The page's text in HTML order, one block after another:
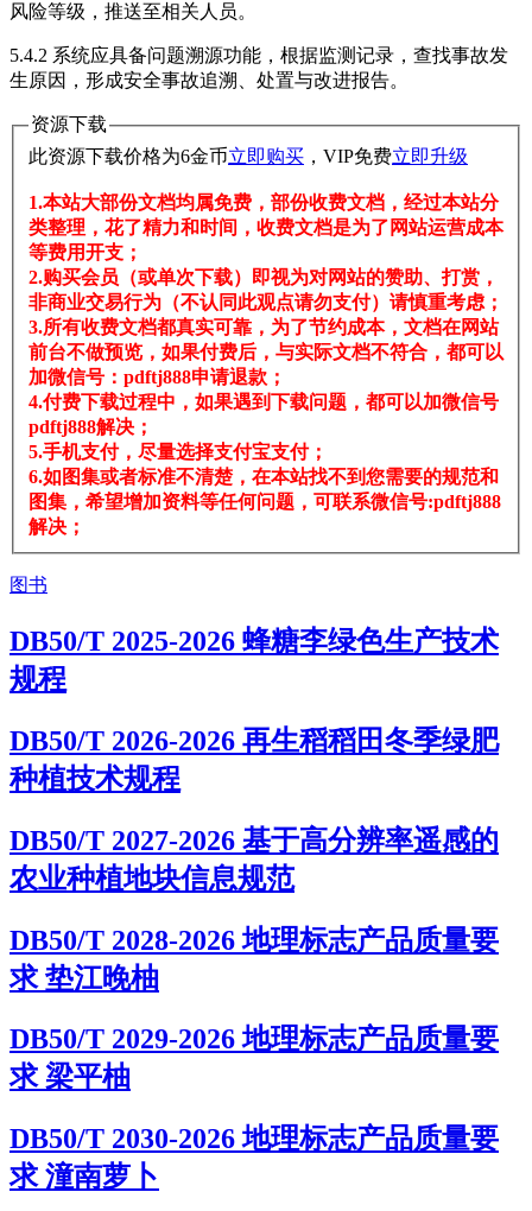
风险等级，推送至相关人员。
5.4.2 系统应具备问题溯源功能，根据监测记录，查找事故发
生原因，形成安全事故追溯、处置与改进报告。
资源下载
此资源下载价格为6金币立即购买 ，VIP免费立即升级
1.本站大部份文档均属免费，部份收费文档，经过本站分
类整理，花了精力和时间，收费文档是为了网站运营成本
等费用开支；
2.购买会员（或单次下载）即视为对网站的赞助、打赏，
非商业交易行为（不认同此观点请勿支付）请慎重考虑；
3.所有收费文档都真实可靠，为了节约成本，文档在网站
前台不做预览，如果付费后，与实际文档不符合，都可以
加微信号：pdftj888申请退款；
4.付费下载过程中，如果遇到下载问题，都可以加微信号
pdftj888解决；
5.手机支付，尽量选择支付宝支付；
6.如图集或者标准不清楚，在本站找不到您需要的规范和
图集，希望增加资料等任何问题，可联系微信号:pdftj888
解决；
图书
DB50/T 2025-2026 蜂糖李绿色生产技术
规程
DB50/T 2026-2026 再生稻稻田冬季绿肥
种植技术规程
DB50/T 2027-2026 基于高分辨率遥感的
农业种植地块信息规范
DB50/T 2028-2026 地理标志产品质量要
求 垫江晚柚
DB50/T 2029-2026 地理标志产品质量要
求 梁平柚
DB50/T 2030-2026 地理标志产品质量要
求 潼南萝卜